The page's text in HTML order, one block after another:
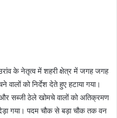
के नेतृत्व में शहरी क्षेत्र में जगह जगह
को निर्देश देते हुए हटाया गया।
सब्जी ठेले खोमचे वालों को अतिक्रमण
गया। पदम चौक से बड़ा चौक तक वन